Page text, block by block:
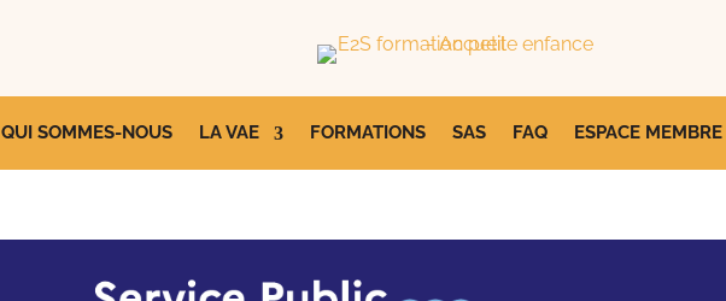
QUI SOMMES-NOUS LA VAE FORMATIONS SAS FAQ ESPACE MEMBRE